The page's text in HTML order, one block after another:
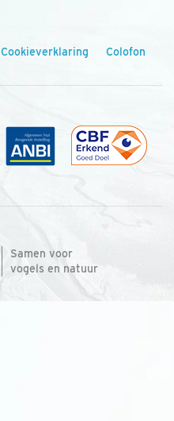
Cookieverklaring Colofon
Samen voor
vogels en natuur